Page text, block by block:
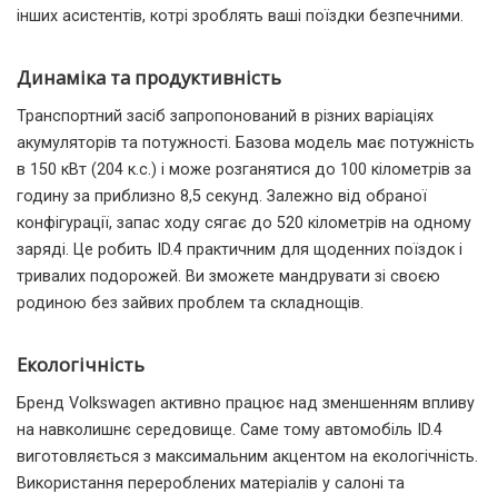
інших асистентів, котрі зроблять ваші поїздки безпечними.
Динаміка та продуктивність
Транспортний засіб запропонований в різних варіаціях
акумуляторів та потужності. Базова модель має потужність
в 150 кВт (204 к.с.) і може розганятися до 100 кілометрів за
годину за приблизно 8,5 секунд. Залежно від обраної
конфігурації, запас ходу сягає до 520 кілометрів на одному
заряді. Це робить ID.4 практичним для щоденних поїздок і
тривалих подорожей. Ви зможете мандрувати зі своєю
родиною без зайвих проблем та складнощів.
Екологічність
Бренд Volkswagen активно працює над зменшенням впливу
на навколишнє середовище. Саме тому автомобіль ID.4
виготовляється з максимальним акцентом на екологічність.
Використання перероблених матеріалів у салоні та